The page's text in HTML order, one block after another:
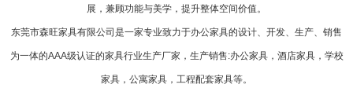
展，兼顾功能与美学，提升整体空间价值。
东莞市森旺家具有限公司是一家专业致力于办公家具的设计、开发、生产、销售
为一体的AAA级认证的家具行业生产厂家，生产销售:办公家具，酒店家具，学校
家具，公寓家具，工程配套家具等。